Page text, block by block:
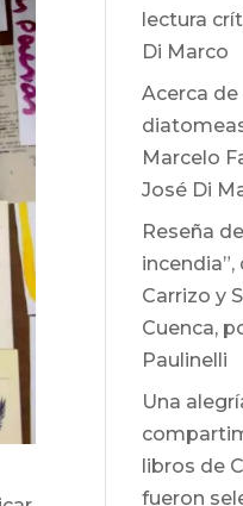
lectura
Di Marco
Acerca de
Marcelo
José Di
Reseña
Carrizo y
Cuenca,
Paulinelli
Una
libros de
fueron